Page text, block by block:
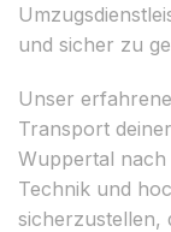
und sicher zu
Unser
Transport
Wuppertal
Technik und
sicherzustellen,